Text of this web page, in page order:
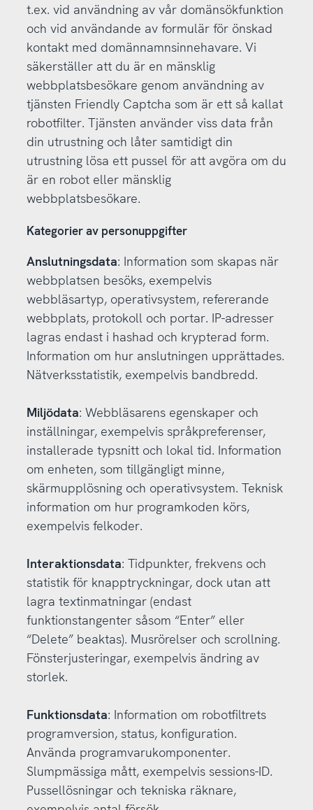
t.ex. vid användning av vår domänsökfunktion
och vid användande av formulär för önskad
kontakt med domännamnsinnehavare. Vi
säkerställer att du är en mänsklig
webbplatsbesökare genom användning av
tjänsten Friendly Captcha som är ett så kallat
robotfilter. Tjänsten använder viss data från
din utrustning och låter samtidigt din
utrustning lösa ett pussel för att avgöra om du
är en robot eller mänsklig
webbplatsbesökare.
Kategorier av personuppgifter
Anslutningsdata: Information som skapas när
webbplatsen besöks, exempelvis
webbläsartyp, operativsystem, refererande
webbplats, protokoll och portar. IP-adresser
lagras endast i hashad och krypterad form.
Information om hur anslutningen upprättades.
Nätverksstatistik, exempelvis bandbredd.
Miljödata: Webbläsarens egenskaper och
inställningar, exempelvis språkpreferenser,
installerade typsnitt och lokal tid. Information
om enheten, som tillgängligt minne,
skärmupplösning och operativsystem. Teknisk
information om hur programkoden körs,
exempelvis felkoder.
Interaktionsdata: Tidpunkter, frekvens och
statistik för knapptryckningar, dock utan att
lagra textinmatningar (endast
funktionstangenter såsom “Enter” eller
“Delete” beaktas). Musrörelser och scrollning.
Fönsterjusteringar, exempelvis ändring av
storlek.
Funktionsdata: Information om robotfiltrets
programversion, status, konfiguration.
Använda programvarukomponenter.
Slumpmässiga mått, exempelvis sessions-ID.
Pussellösningar och tekniska räknare,